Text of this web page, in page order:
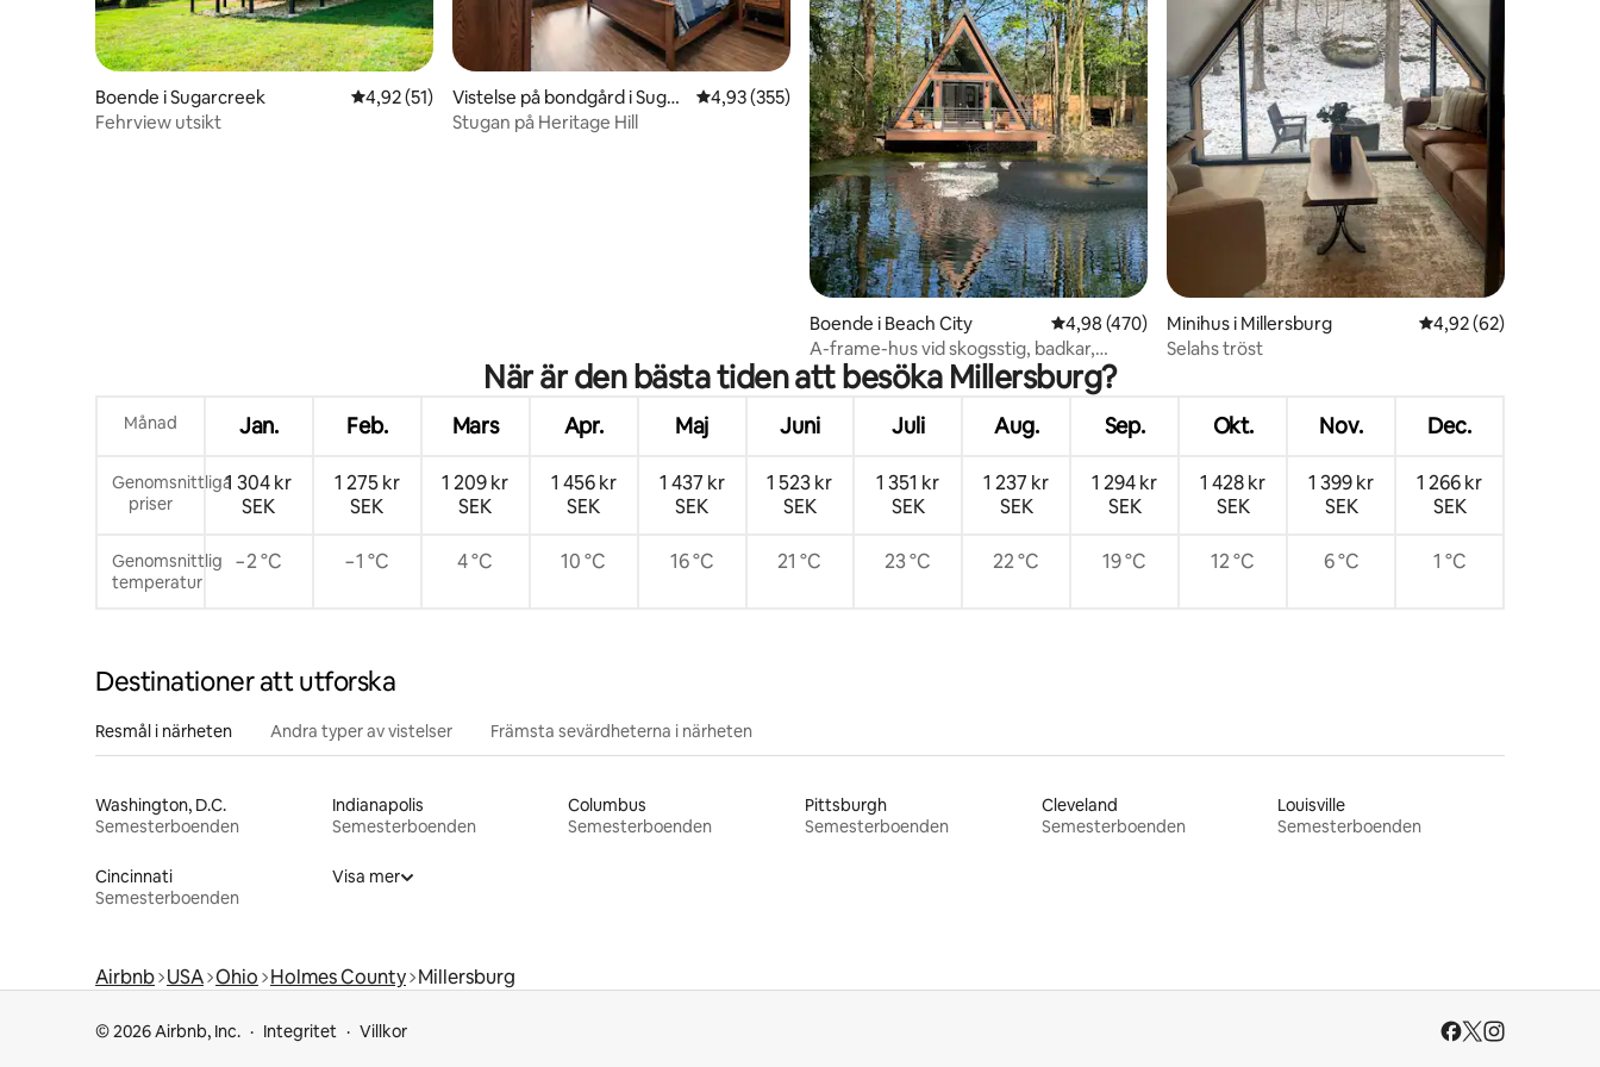
Boende i Sugarcreek 4,92 av 5 i genomsnittligt betyg, 51 omdömen
4,92 (51)
Fehrview utsikt
Vistelse på bondgård i Sugar
creek
4,93 av 5 i genomsnittligt betyg, 355 omdömen
4,93 (355)
Stugan på Heritage Hill
Boende i Beach City 4,98 av 5 i genomsnittligt betyg, 470 omdömen
4,98 (470)
A-frame-hus vid skogsstig, badkar,
kajaker, lägereld
Minihus i Millersburg 4,92 av 5 i
4,92 (62)
Selahs tröst
När är den bästa tiden att besöka Millersburg?
Månad Jan. Feb. Mars Apr. Maj Juni Juli Aug. Sep. Okt. Nov. Dec.
Genomsnittliga
priser
1 304 kr
SEK
1 275 kr
SEK
1 209 kr
SEK
1 456 kr
SEK
1 437 kr
SEK
1 523 kr
SEK
1 351 kr
SEK
1 237 kr
SEK
1 294 kr
SEK
1 428 kr
SEK
1 399 kr
SEK
1 266 kr
SEK
Genomsnittlig
temperatur
−2 °C −1 °C 4 °C 10 °C 16 °C 21 °C 23 °C 22 °C 19 °C 12 °C 6 °C 1 °C
Destinationer att utforska
Resmål i närheten Andra typer av vistelser Främsta sevärdheterna i närheten
Washington, D.C.
Semesterboenden
Indianapolis
Semesterboenden
Columbus
Semesterboenden
Pittsburgh
Semesterboenden
Cleveland
Semesterboenden
Louisville
Semesterboenden
Cincinnati
Semesterboenden
Visa mer
Airbnb USA Ohio Holmes County Millersburg
© 2026 Airbnb, Inc. Integritet Villkor